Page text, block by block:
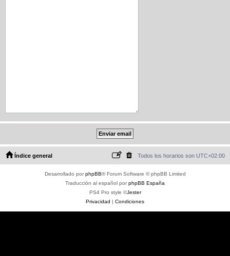
Índice general Todos los horarios son UTC+02:00
Desarrollado porphpBB® Forum Software © phpBB Limited
Traducción al español porphpBB España
PS4 Pro style ©Jester
Privacidad | Condiciones